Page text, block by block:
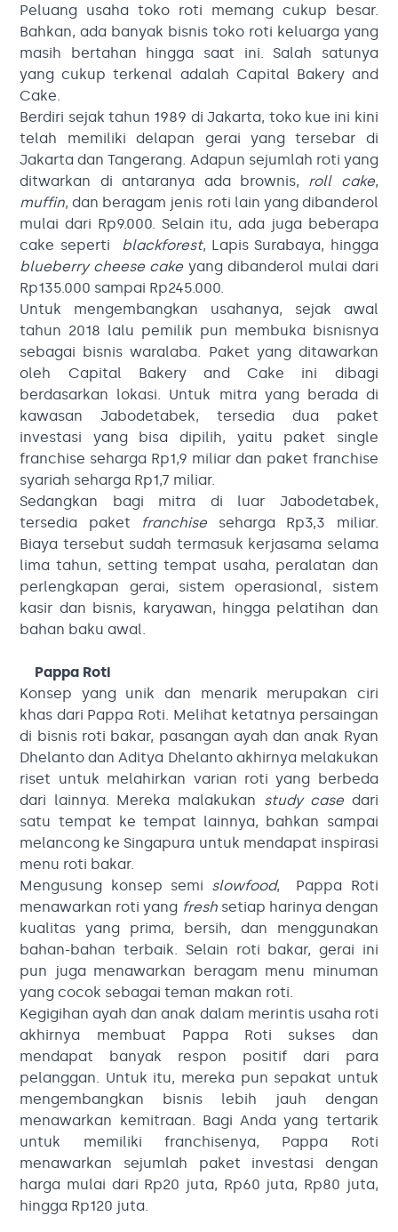
Peluang usaha toko roti memang cukup besar.
Bahkan, ada banyak bisnis toko roti keluarga yang
masih bertahan hingga saat ini. Salah satunya
yang cukup terkenal adalah Capital Bakery and
Cake.
Berdiri sejak tahun 1989 di Jakarta, toko kue ini kini
telah memiliki delapan gerai yang tersebar di
Jakarta dan Tangerang. Adapun sejumlah roti yang
ditwarkan di antaranya ada brownis, roll cake,
muffin, dan beragam jenis roti lain yang dibanderol
mulai dari Rp9.000. Selain itu, ada juga beberapa
cake seperti blackforest, Lapis Surabaya, hingga
blueberry cheese cakeyang dibanderol mulai dari
Rp135.000 sampai Rp245.000.
Untuk mengembangkan usahanya, sejak awal
tahun 2018 lalu pemilik pun membuka bisnisnya
sebagai bisnis waralaba. Paket yang ditawarkan
oleh Capital Bakery and Cake ini dibagi
berdasarkan lokasi. Untuk mitra yang berada di
kawasan Jabodetabek, tersedia dua paket
investasi yang bisa dipilih, yaitu paket single
franchise seharga Rp1,9 miliar dan paket franchise
syariah seharga Rp1,7 miliar.
Sedangkan bagi mitra di luar Jabodetabek,
tersedia paket franchiseseharga Rp3,3 miliar.
Biaya tersebut sudah termasuk kerjasama selama
lima tahun, setting tempat usaha, peralatan dan
perlengkapan gerai, sistem operasional, sistem
kasir dan bisnis, karyawan, hingga pelatihan dan
bahan baku awal.
Pappa Roti
Konsep yang unik dan menarik merupakan ciri
khas dari Pappa Roti. Melihat ketatnya persaingan
di bisnis roti bakar, pasangan ayah dan anak Ryan
Dhelanto dan Aditya Dhelanto akhirnya melakukan
riset untuk melahirkan varian roti yang berbeda
dari lainnya. Mereka malakukan study casedari
satu tempat ke tempat lainnya, bahkan sampai
melancong ke Singapura untuk mendapat inspirasi
menu roti bakar.
Mengusung konsep semi slowfood, Pappa Roti
menawarkan roti yang freshsetiap harinya dengan
kualitas yang prima, bersih, dan menggunakan
bahan-bahan terbaik. Selain roti bakar, gerai ini
pun juga menawarkan beragam menu minuman
yang cocok sebagai teman makan roti.
Kegigihan ayah dan anak dalam merintis usaha roti
akhirnya membuat Pappa Roti sukses dan
mendapat banyak respon positif dari para
pelanggan. Untuk itu, mereka pun sepakat untuk
mengembangkan bisnis lebih jauh dengan
menawarkan kemitraan. Bagi Anda yang tertarik
untuk memiliki franchisenya, Pappa Roti
menawarkan sejumlah paket investasi dengan
harga mulai dari Rp20 juta, Rp60 juta, Rp80 juta,
hingga Rp120 juta.